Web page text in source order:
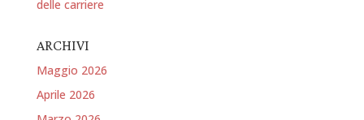
delle carriere
ARCHIVI
Maggio 2026
Aprile 2026